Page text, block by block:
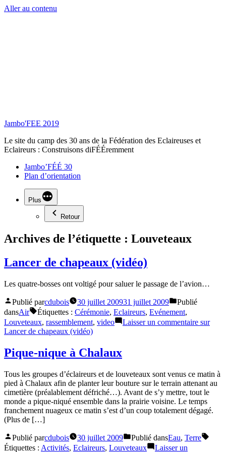
Aller au contenu
Jambo'FEE 2019
Le site du camp des 30 ans de la Fédération des Eclaireuses et
Eclaireurs : Construisons diFÉÉremment
Jambo’FÉÉ 30
Plan d’orientation
Plus
Retour
Archives de l’étiquette : Louveteaux
Lancer de chapeaux (vidéo)
Les quatre-bosses ont voltigé pour saluer le passage de l’avion…
Publié parcdubois 30 juillet 200931 juillet 2009
Publié
dansAir Étiquettes : Cérémonie, Eclaireurs, Evénement,
Louveteaux, rassemblement, video Laisser un commentaire sur
Lancer de chapeaux (vidéo)
Pique-nique à Chalaux
Tous les groupes d’éclaireurs et de louveteaux sont venus ce matin à
pied à Chalaux afin de planter leur bouture sur le terrain attenant au
cimetière (préalablement défriché…). Avant de s’y mettre, tout le
monde a pique-niqué ensemble dans la prairie voisine. Le temps
franchement nuageux ce matin s’est d’un coup totalement dégagé.
(Plus de […]
Publié parcdubois 30 juillet 2009 Publié dansEau, Terre
Étiquettes : Activités, Eclaireurs, Louveteaux Laisser un